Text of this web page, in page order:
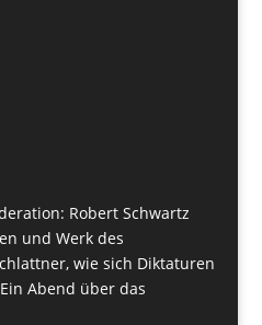
Robert Schwartz
und Werk des
wie sich Diktaturen
Abend über das